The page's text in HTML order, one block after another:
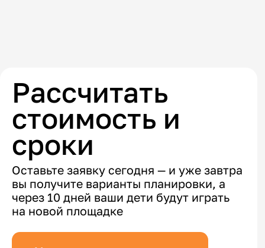
Рассчитать
стоимость и
сроки
Оставьте заявку сегодня — и уже завтра
вы получите варианты планировки, а
через 10 дней ваши дети будут играть
на новой площадке